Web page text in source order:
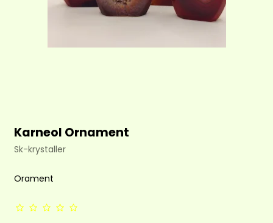
Karneol Ornament
Sk-krystaller
Orament